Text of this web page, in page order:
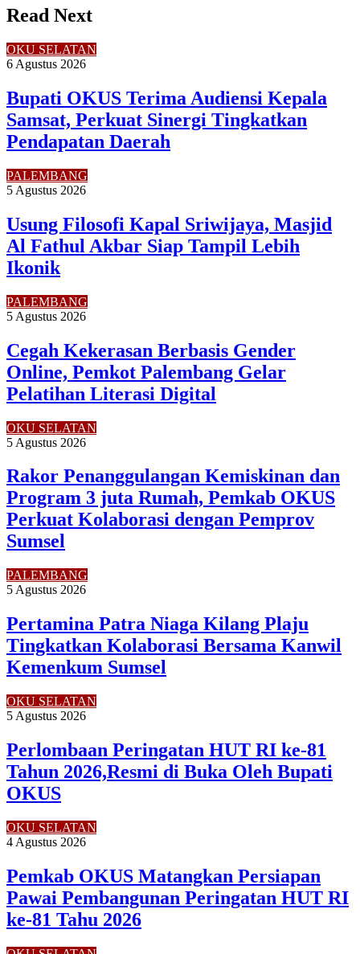
Read Next
OKU SELATAN
6 Agustus 2026
Bupati OKUS Terima Audiensi Kepala
Samsat, Perkuat Sinergi Tingkatkan
Pendapatan Daerah
PALEMBANG
5 Agustus 2026
Usung Filosofi Kapal Sriwijaya, Masjid
Al Fathul Akbar Siap Tampil Lebih
Ikonik
PALEMBANG
5 Agustus 2026
Cegah Kekerasan Berbasis Gender
Online, Pemkot Palembang Gelar
Pelatihan Literasi Digital
OKU SELATAN
5 Agustus 2026
Rakor Penanggulangan Kemiskinan dan
Program 3 juta Rumah, Pemkab OKUS
Perkuat Kolaborasi dengan Pemprov
Sumsel
PALEMBANG
5 Agustus 2026
Pertamina Patra Niaga Kilang Plaju
Tingkatkan Kolaborasi Bersama Kanwil
Kemenkum Sumsel
OKU SELATAN
5 Agustus 2026
Perlombaan Peringatan HUT RI ke-81
Tahun 2026,Resmi di Buka Oleh Bupati
OKUS
OKU SELATAN
4 Agustus 2026
Pemkab OKUS Matangkan Persiapan
Pawai Pembangunan Peringatan HUT RI
ke-81 Tahu 2026